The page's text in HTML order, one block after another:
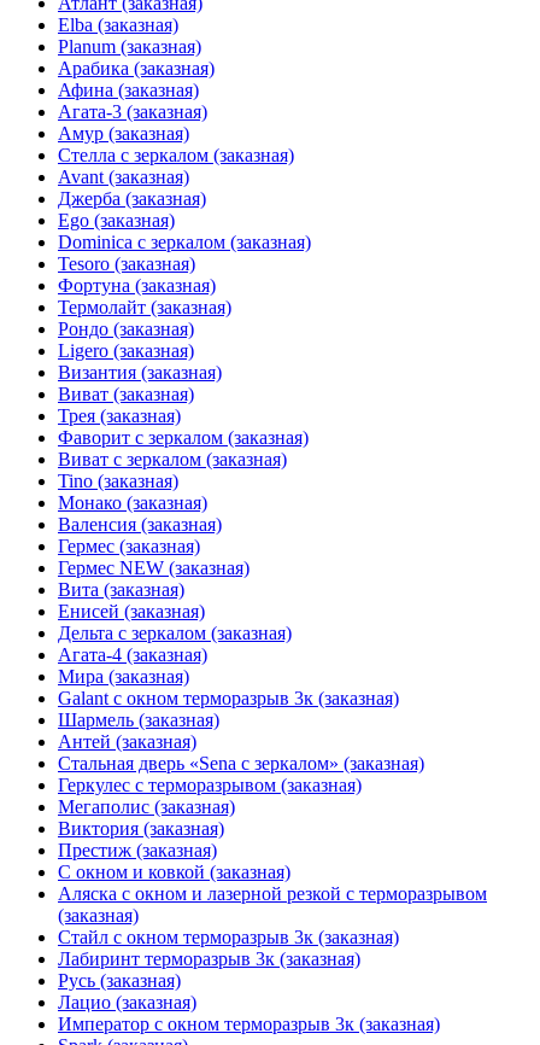
Elba (заказная)
Planum (заказная)
Арабика (заказная)
Афина (заказная)
Агата-3 (заказная)
Амур (заказная)
Стелла с зеркалом (заказная)
Avant (заказная)
Джерба (заказная)
Ego (заказная)
Dominica с зеркалом (заказная)
Tesoro (заказная)
Фортуна (заказная)
Термолайт (заказная)
Рондо (заказная)
Ligero (заказная)
Византия (заказная)
Виват (заказная)
Трея (заказная)
Фаворит с зеркалом (заказная)
Виват с зеркалом (заказная)
Tino (заказная)
Монако (заказная)
Валенсия (заказная)
Гермес (заказная)
Гермес NEW (заказная)
Вита (заказная)
Енисей (заказная)
Дельта с зеркалом (заказная)
Агата-4 (заказная)
Мира (заказная)
Galant с окном терморазрыв 3к (заказная)
Шармель (заказная)
Антей (заказная)
Стальная дверь «Sena с зеркалом» (заказная)
Геркулес с терморазрывом (заказная)
Мегаполис (заказная)
Виктория (заказная)
Престиж (заказная)
С окном и ковкой (заказная)
Аляска с окном и лазерной резкой с терморазрывом
(заказная)
Стайл с окном терморазрыв 3к (заказная)
Лабиринт терморазрыв 3к (заказная)
Русь (заказная)
Лацио (заказная)
Император с окном терморазрыв 3к (заказная)